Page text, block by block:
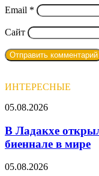
Email *
Сайт
ИНТЕРЕСНЫЕ
В
открылась
самая
высокогорная
в
05.08.2026
В Ладакхе
биеннале в мире
Каменный
05.08.2026